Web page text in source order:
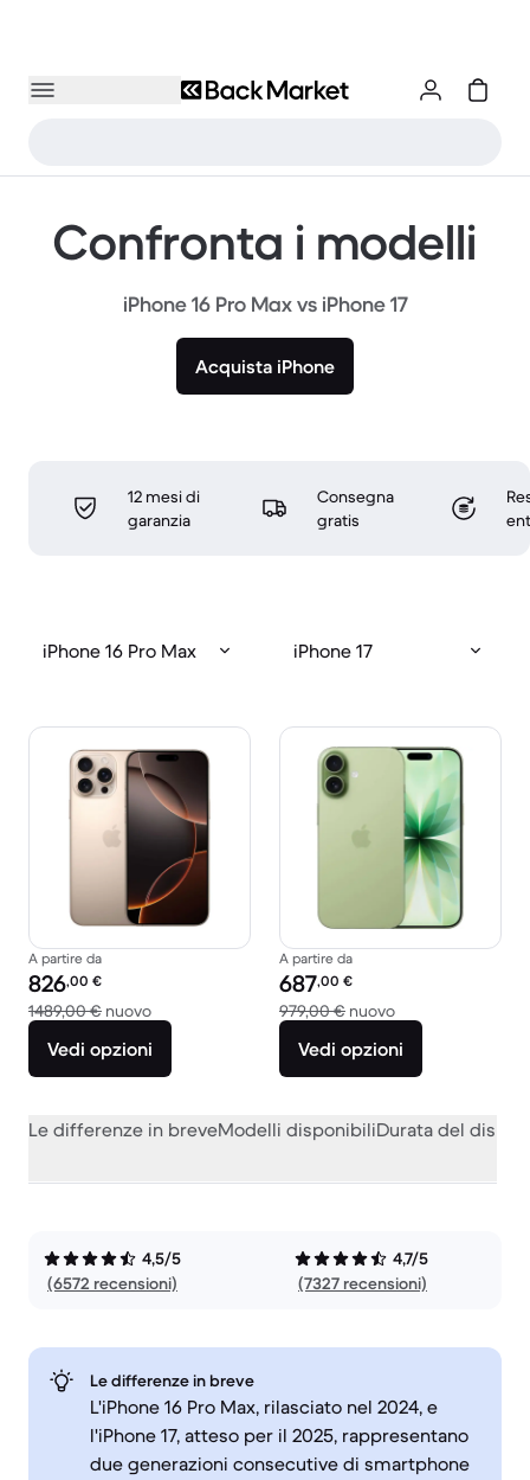
Confronta i modelli
iPhone 16 Pro Max vs iPhone 17
Acquista iPhone
12 mesi di
garanzia
Consegna
gratis
iPhone 16 Pro Max iPhone 17
A partire da
Prezzo del ricondizionato:
826,00 €
1489,00 € nuovoRispetto a 1489,00 € del nuovo
Vedi opzioni
A partire da
Prezzo del ricondizionato:
687,00 €
979,00 € nuovoRispetto a 979,00
Vedi opzioni
Le differenze in breveModelli disponibiliDurata del
4,5/5
(6572 recensioni)
4,7/5
(7327 recensioni)
Le differenze in breve
L'iPhone 16 Pro Max, rilasciato nel 2024, e
l'iPhone 17, atteso per il 2025, rappresentano
due generazioni consecutive di smartphone